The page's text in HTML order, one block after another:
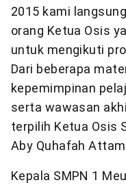
2015 kami
orang Ketua Osis
untuk mengikuti
Dari beberapa
kepemimpinan
serta wawasan
terpilih Ketua Osis
Aby Quhafah
Kepala SMPN 1